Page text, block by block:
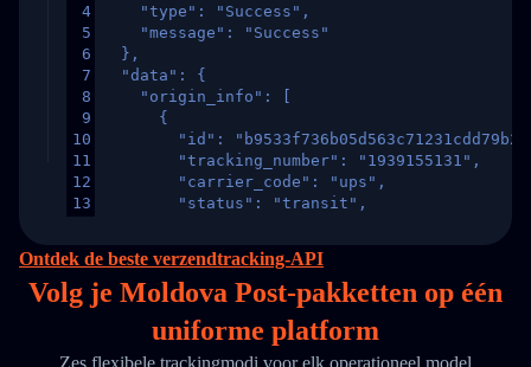
4
5
6
7
8
9
10
11
12
13
16
17
18
    "type": "Success",
    "message": "Success"
  },
  "data": {
    "origin_info": [
      {
"id":
        "tracking_number": "1939155131",
        "carrier_code": "ups",
        "status": "transit",
        "itemTimeLength": 2,
        "weblink": "",
        "phone": null,
        "trackinfo": [
          {
Ontdek de beste verzendtracking-API
Volg je Moldova Post-pakketten op één
uniforme platform
Zes flexibele trackingmodi voor elk operationeel model